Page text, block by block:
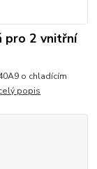
pro 2 vnitřní
o chladícím
popis